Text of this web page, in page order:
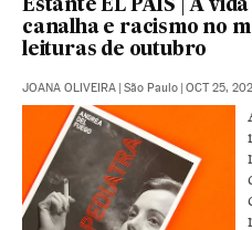
Estante EL PAÍS | A
canalha e racismo no
leituras de outubro
JOANA OLIVEIRA | São Paulo | OCT 25,